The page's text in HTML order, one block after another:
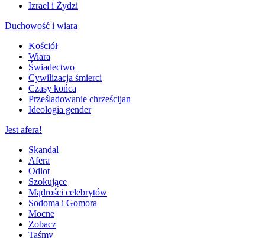
Izrael i Żydzi
Duchowość i wiara
Kościół
Wiara
Świadectwo
Cywilizacja śmierci
Czasy końca
Prześladowanie chrześcijan
Ideologia gender
Jest afera!
Skandal
Afera
Odlot
Szokujące
Mądrości celebrytów
Sodoma i Gomora
Mocne
Zobacz
Taśmy